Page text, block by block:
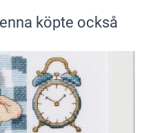
köpte också